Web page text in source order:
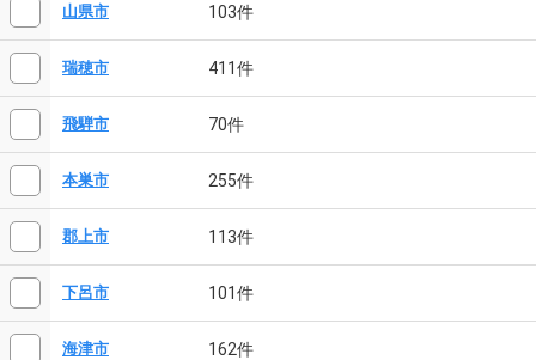
山県市 103件
瑞穂市 411件
飛騨市 70件
本巣市 255件
郡上市 113件
下呂市 101件
海津市 162件